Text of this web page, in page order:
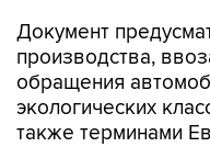
Документ
производства,
обращения
экологических
также терминами